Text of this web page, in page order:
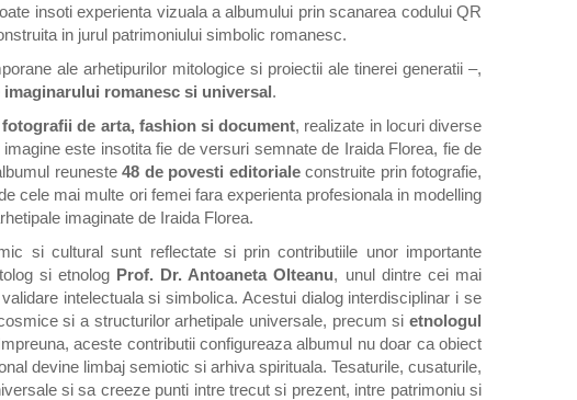
insoti experienta vizuala a albumului prin scanarea codului QR
in jurul patrimoniului simbolic romanesc.
ale arhetipurilor mitologice si proiectii ale tinerei generatii –,
romanesc si universal.
fotografii de arta, fashion si document, realizate in locuri diverse
este insotita fie de versuri semnate de Iraida Florea, fie de
reuneste 48 de povesti editoriale construite prin fotografie,
cele mai multe ori femei fara experienta profesionala in modelling
imaginate de Iraida Florea.
si cultural sunt reflectate si prin contributiile unor importante
si etnolog Prof. Dr. Antoaneta Olteanu, unul dintre cei mai
intelectuala si simbolica. Acestui dialog interdisciplinar i se
si a structurilor arhetipale universale, precum sietnologul
aceste contributii configureaza albumul nu doar ca obiect
devine limbaj semiotic si arhiva spirituala. Tesaturile, cusaturile,
si sa creeze punti intre trecut si prezent, intre patrimoniu si